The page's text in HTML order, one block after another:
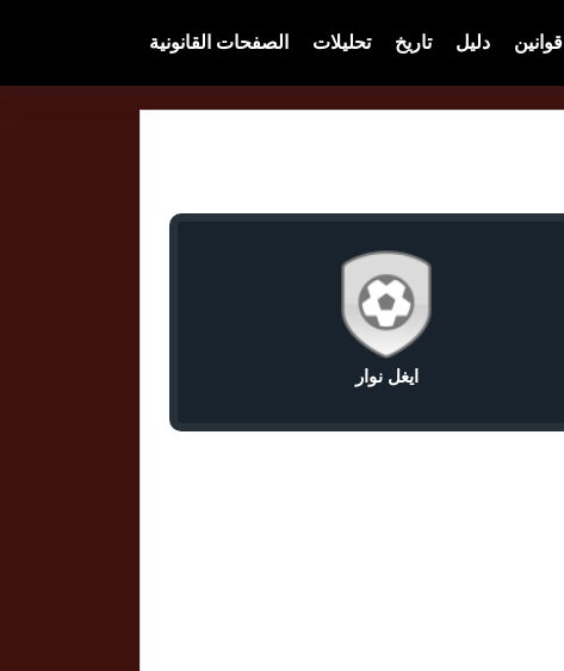
قوانين دليل تاريخ تحليلات الصفحات القانونية
ايغل نوار